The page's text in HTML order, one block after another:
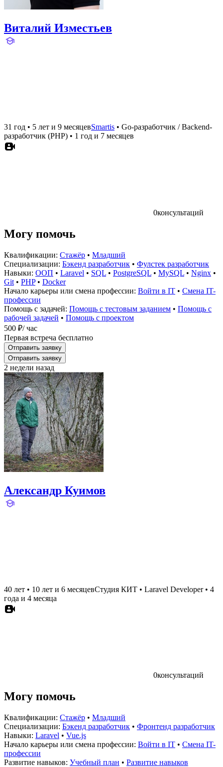
Виталий Изместьев
31 год • 5 лет и 9 месяцевSmartis • Go-разработчик / Backend-
разработчик (PHP) • 1 год и 7 месяцев
0консультаций
Могу помочь
Квалификации: Стажёр • Младший
Специализации: Бэкенд разработчик • Фулстек разработчик
Навыки: ООП • Laravel • SQL • PostgreSQL • MySQL • Nginx •
Git • PHP• Docker
Начало карьеры или смена профессии: Войти в IT • Смена IT-
профессии
Помощь с задачей: Помощь с тестовым заданием • Помощь с
рабочей задачей • Помощь с проектом
500 ₽/ час
Первая встреча бесплатно
Отправить заявку
Отправить заявку
2 недели назад
Александр Куимов
40 лет • 10 лет и 6 месяцевСтудия КИТ • Laravel Developer• 4
года и 4 месяца
0консультаций
Могу помочь
Квалификации: Стажёр • Младший
Специализации: Бэкенд разработчик • Фронтенд разработчик
Навыки: Laravel • Vue.js
Начало карьеры или смена профессии: Войти в IT • Смена IT-
профессии
Развитие навыков: Учебный план • Развитие навыков